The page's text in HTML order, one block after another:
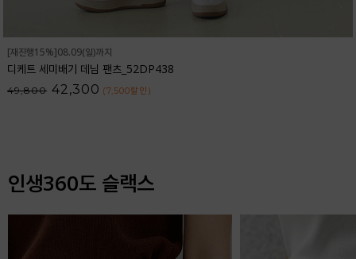
[재진행15%]08.09(일)까지
디케트 세미배기 데님 팬츠_52DP438
49,800 42,300 (7,500할인 )
인생360도 슬랙스